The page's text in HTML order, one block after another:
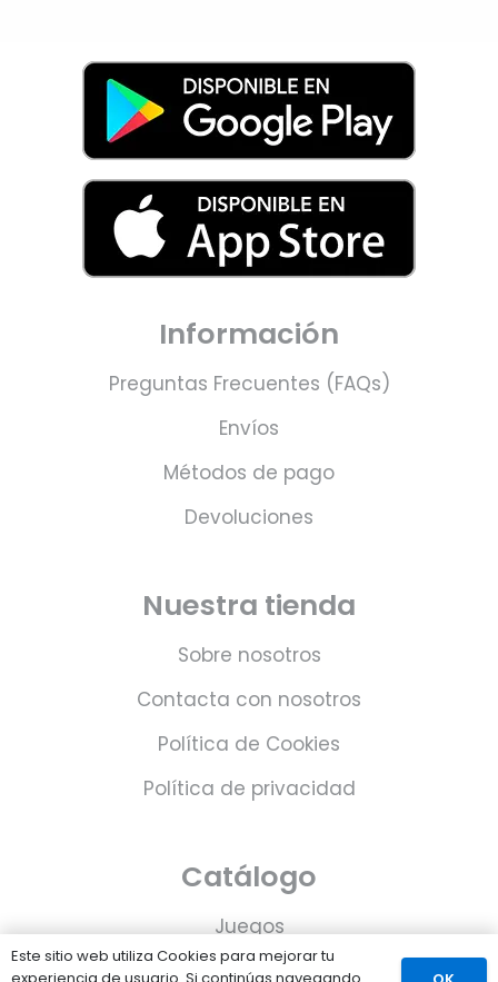
Información
Preguntas Frecuentes (FAQs)
Envíos
Métodos de pago
Devoluciones
Nuestra tienda
Sobre nosotros
Contacta con nosotros
Política de Cookies
Política de privacidad
Catálogo
Juegos
Consolas
Este sitio web utiliza Cookies para mejorar tu